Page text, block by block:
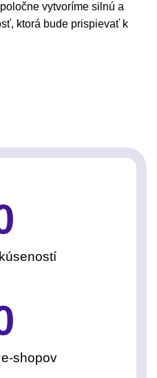
vytvoríme silnú a
ktorá bude prispievať k
shopov